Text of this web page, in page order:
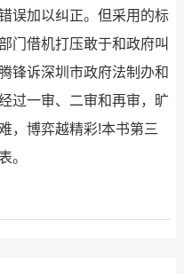
误加以纠正。但采用的标
门借机打压敢于和政府叫
锋诉深圳市政府法制办和
过一审、二审和再审，旷
，博弈越精彩!本书第三
。